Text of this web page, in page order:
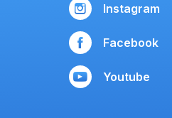
Instagram
Facebook
Youtube